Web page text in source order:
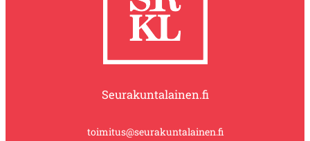
Seurakuntalainen.fi
toimitus@seurakuntalainen.fi